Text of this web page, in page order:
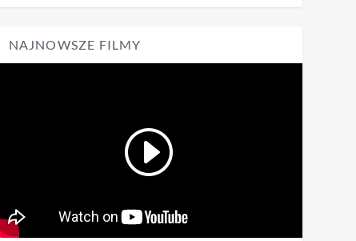
NAJNOWSZE FILMY